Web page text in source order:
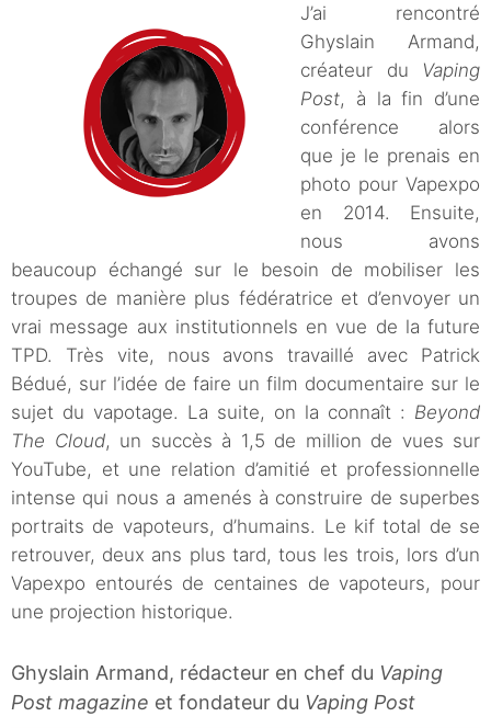
J’ai rencontré
Ghyslain Armand,
créateur du Vaping
Post, à la fin d’une
conférence alors
que je le prenais en
photo pour Vapexpo
en 2014. Ensuite,
nous avons
beaucoup échangé sur le besoin de mobiliser les
troupes de manière plus fédératrice et d’envoyer un
vrai message aux institutionnels en vue de la future
TPD. Très vite, nous avons travaillé avec Patrick
Bédué, sur l’idée de faire un film documentaire sur le
sujet du vapotage. La suite, on la connaît : Beyond
The Cloud, un succès à 1,5 de million de vues sur
YouTube, et une relation d’amitié et professionnelle
intense qui nous a amenés à construire de superbes
portraits de vapoteurs, d’humains. Le kif total de se
retrouver, deux ans plus tard, tous les trois, lors d’un
Vapexpo entourés de centaines de vapoteurs, pour
une projection historique.
Ghyslain Armand, rédacteur en chef du Vaping
Post magazine et fondateur du Vaping Post